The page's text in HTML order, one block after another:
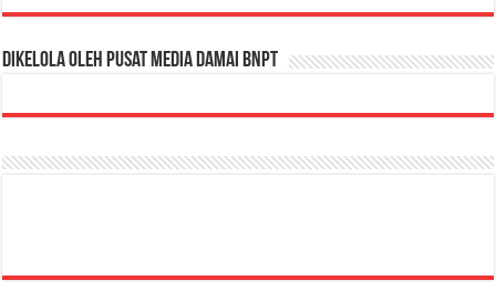
Dikelola oleh Pusat Media Damai BNPT